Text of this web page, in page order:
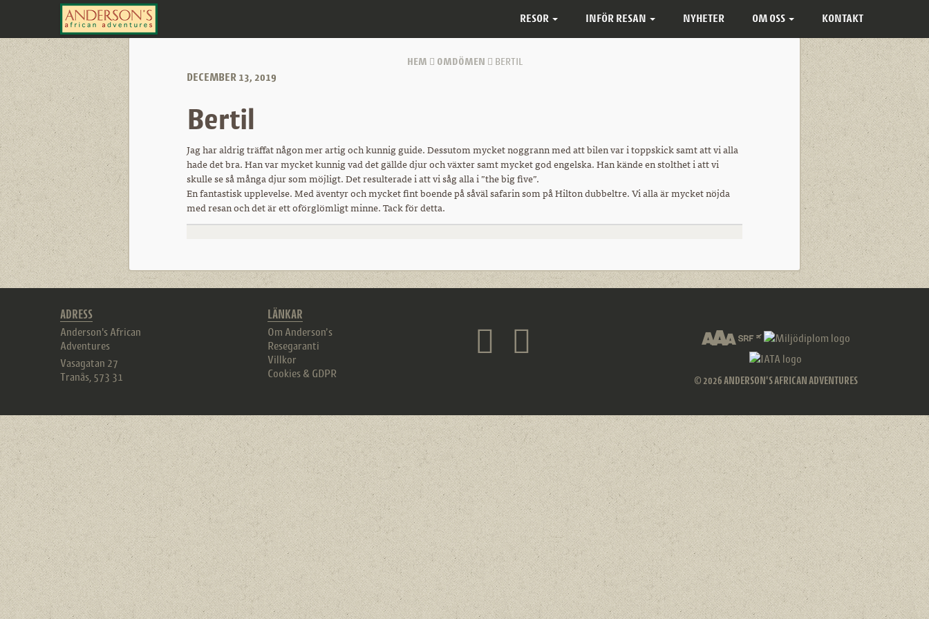
RESOR INFÖR RESAN NYHETER OM OSS KONTAKT
HEM OMDÖMEN BERTIL
DECEMBER 13, 2019
Bertil
Jag har aldrig träffat någon mer artig och kunnig guide. Dessutom mycket noggrann med att bilen var i toppskick samt att vi alla
hade det bra. Han var mycket kunnig vad det gällde djur och växter samt mycket god engelska. Han kände en stolthet i att vi
skulle se så många djur som möjligt. Det resulterade i att vi såg alla i ”the big five”.
En fantastisk upplevelse. Med äventyr och mycket fint boende på såväl safarin som på Hilton dubbeltre. Vi alla är mycket nöjda
med resan och det är ett oförglömligt minne. Tack för detta.
ADRESS
Anderson's African
Adventures
Vasagatan 27
Tranås 573 31
LÄNKAR
Om Anderson’s
Resegaranti
Villkor
Cookies & GDPR
© 2026 ANDERSON'S AFRICAN ADVENTURES